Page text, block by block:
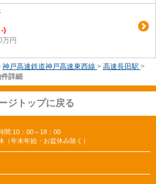
-)
万円
神戸高速鉄道神戸高速東西線 > 高速長田駅 >
詳細
ジトップに戻る
間:10：00～18：00
（年末年始・お盆休み除く）